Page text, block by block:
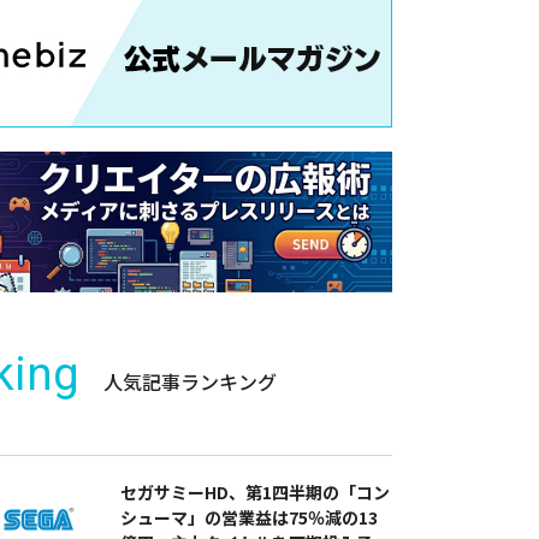
人気記事ランキング
セガサミーHD、第1四半期の「コン
シューマ」の営業益は75％減の13